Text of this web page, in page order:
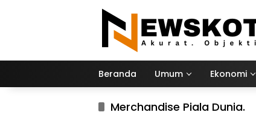
Beranda Umum Ekonomi
Merchandise Piala Dunia.